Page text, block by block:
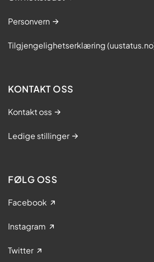
Personvern
Tilgjengelighetserklæring
KONTAKT OSS
Kontakt oss
Ledige stillinger
FØLG OSS
Facebook
Instagram
Twitter